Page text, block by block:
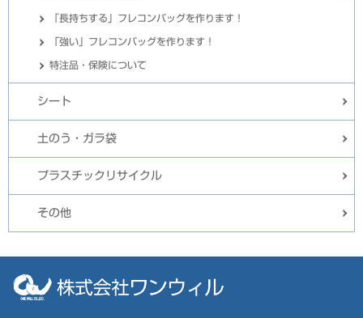
「長持ちする」フレコンバッグを作ります！
「強い」フレコンバッグを作ります！
特注品・保険について
シート
土のう・ガラ袋
プラスチックリサイクル
その他